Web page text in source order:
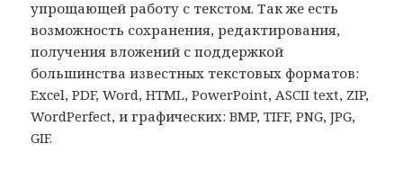
упрощающей работу с текстом. Так же есть
возможность сохранения, редактирования,
получения вложений с поддержкой
большинства известных текстовых форматов:
Excel, PDF, Word, HTML, PowerPoint, ASCII text, ZIP,
WordPerfect, и графических: BMP, TIFF, PNG, JPG,
GIF.